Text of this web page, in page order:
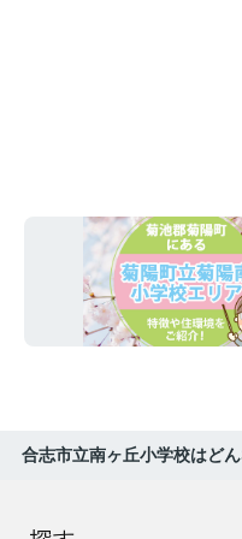
合志市立南ヶ丘小学校はど